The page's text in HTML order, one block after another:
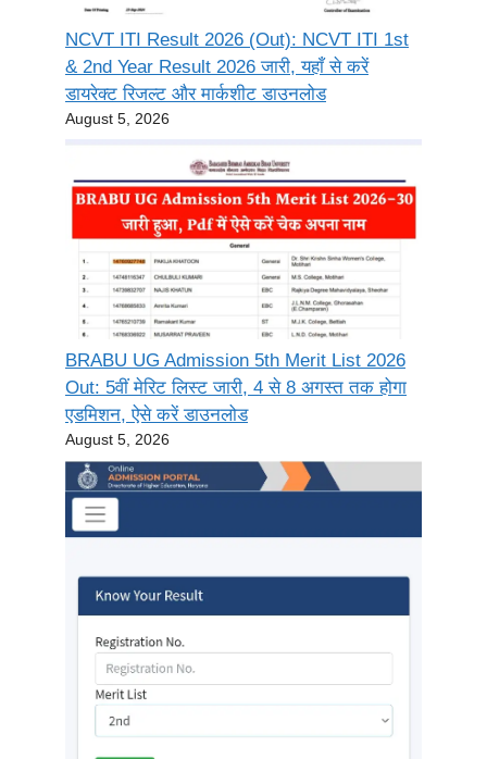
NCVT ITI Result 2026 (Out): NCVT ITI 1st
& 2nd Year Result 2026 जारी, यहाँ से करें
डायरेक्ट रिजल्ट और मार्कशीट डाउनलोड
August 5, 2026
BRABU UG Admission 5th Merit List 2026
Out: 5वीं मेरिट लिस्ट जारी, 4 से 8 अगस्त तक होगा
एडमिशन, ऐसे करें डाउनलोड
August 5, 2026